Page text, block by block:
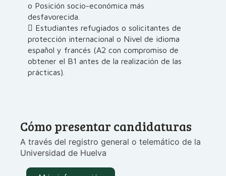
o Posición socio-económica más
desfavorecida.
 Estudiantes refugiados o solicitantes de
protección internacional o Nivel de idioma
español y francés (A2 con compromiso de
obtener el B1 antes de la realización de las
prácticas).
Cómo presentar candidaturas
A través del registro general o telemático de la
Universidad de Huelva